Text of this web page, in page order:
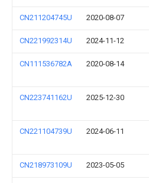
CN211204745U 2020-08-07
CN221992314U 2024-11-12
CN111536782A 2020-08-14
CN223741162U 2025-12-30
CN221104739U 2024-06-11
CN218973109U 2023-05-05